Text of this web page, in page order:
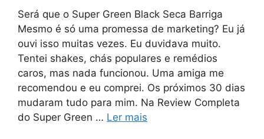
Será que o Super Green Black Seca Barriga
Mesmo é só uma promessa de marketing? Eu já
ouvi isso muitas vezes. Eu duvidava muito.
Tentei shakes, chás populares e remédios
caros, mas nada funcionou. Uma amiga me
recomendou e eu comprei. Os próximos 30 dias
mudaram tudo para mim. Na Review Completa
do Super Green … Ler mais